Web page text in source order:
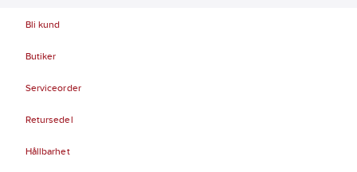
Bli kund
Butiker
Serviceorder
Retursedel
Hållbarhet